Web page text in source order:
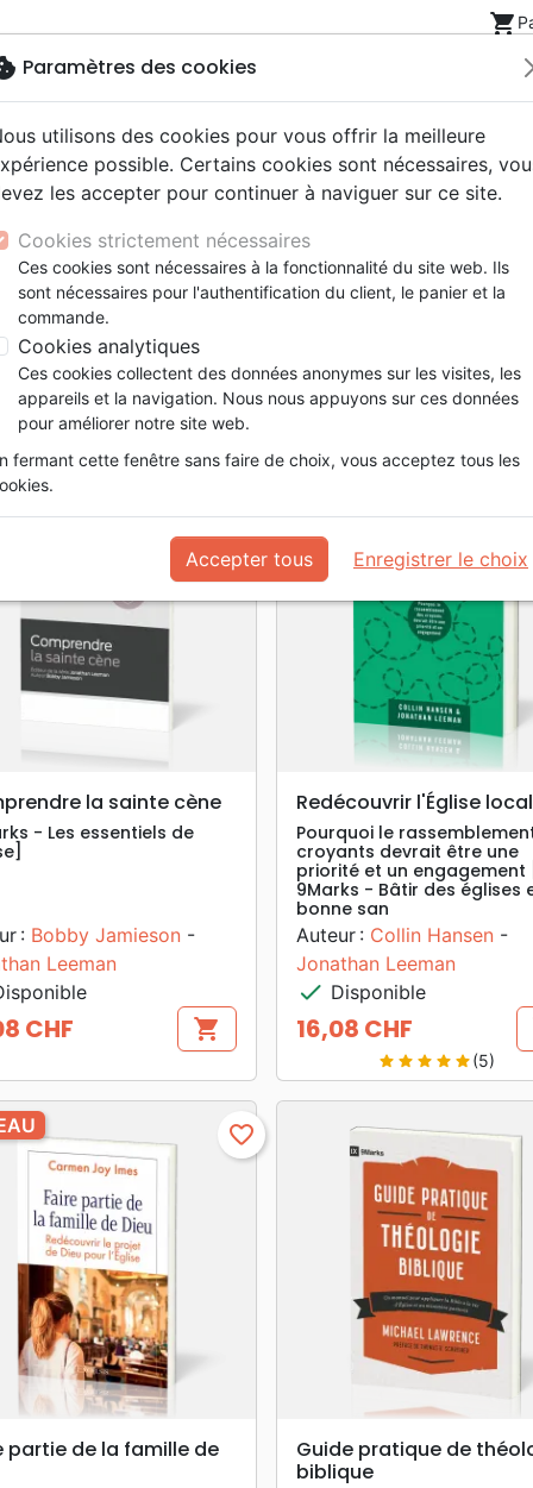
shopping_cart
NouveautésBibles
Segond 21
Segond
NEG
Livres
Famille, couple
Souffrance, Relation d'aide
Santé
eBooks
Couple
Méditations
Souffrance, Relation d'aide
Psychologie
Jeunesse
ans
Bibles jeunesse
Latino, Folk
Soul
Instrumental
Louange, Adoration
Hardrock, Métal
conférences
Documentaires, reportages
Accessoires de Bible
Papeterie
: Par page :
search APERÇU RAPIDE
la sainte cène
- Les essentiels de
: Bobby Jamieson -
Leeman
CHF shopping_cart
search APERÇU RAPIDE
Redécouvrir l'Église
Pourquoi le
croyants devrait être une
priorité et un engagement
9Marks - Bâtir des églises
bonne san
Auteur : Collin Hansen -
Jonathan Leeman
check Disponible
Prix
16,08 CHF
star star star star star(5)
search APERÇU RAPIDE
favorite_border
partie de la famille de
search APERÇU RAPIDE
Guide pratique de
biblique
Paramètres des cookies
utilisons des cookies pour vous offrir la meilleure
possible. Certains cookies sont nécessaires,
les accepter pour continuer à naviguer sur ce site.
Cookies strictement nécessaires
Ces cookies sont nécessaires à la fonctionnalité du site web. Ils
sont nécessaires pour l'authentification du client, le panier et la
commande.
Cookies analytiques
Ces cookies collectent des données anonymes sur les visites, les
appareils et la navigation. Nous nous appuyons sur ces données
pour améliorer notre site web.
fermant cette fenêtre sans faire de choix, vous acceptez tous les
Accepter tous Enregistrer le choix